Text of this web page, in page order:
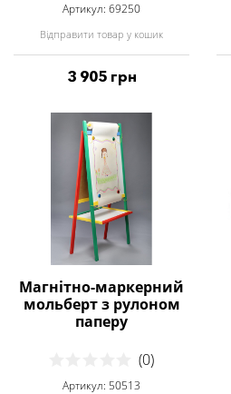
Артикул: 69250
Відправити товар у кошик
3 905 грн
Магнітно-маркерний
мольберт з рулоном
паперу
(0)
Артикул: 50513